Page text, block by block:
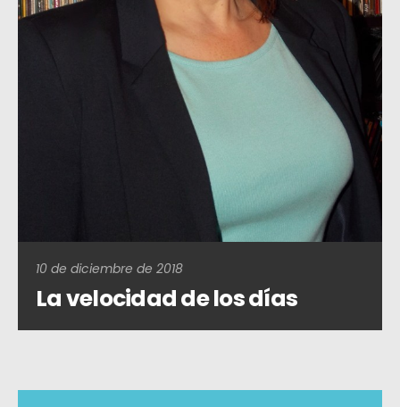
10 de diciembre de 2018
La velocidad de los días